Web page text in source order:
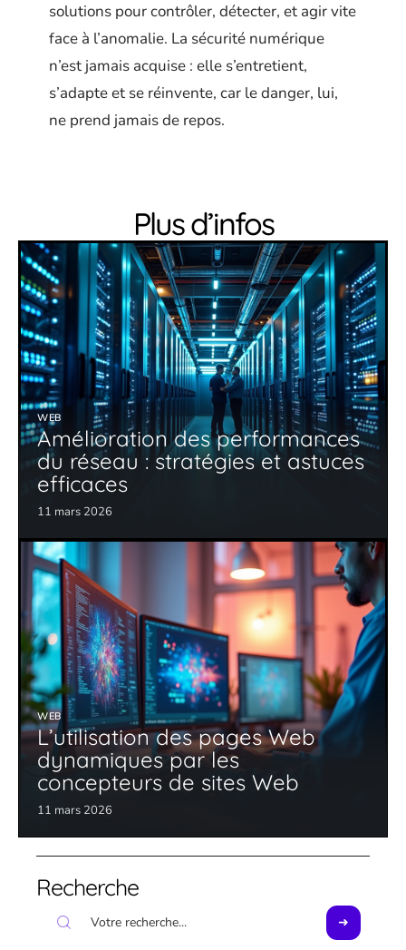
solutions pour contrôler, détecter, et agir vite
face à l’anomalie. La sécurité numérique
n’est jamais acquise : elle s’entretient,
s’adapte et se réinvente, car le danger, lui,
ne prend jamais de repos.
Plus d’infos
WEB
Amélioration des performances
du réseau : stratégies et astuces
efficaces
11 mars 2026
WEB
L’utilisation des pages Web
dynamiques par les
concepteurs de sites Web
11 mars 2026
Recherche